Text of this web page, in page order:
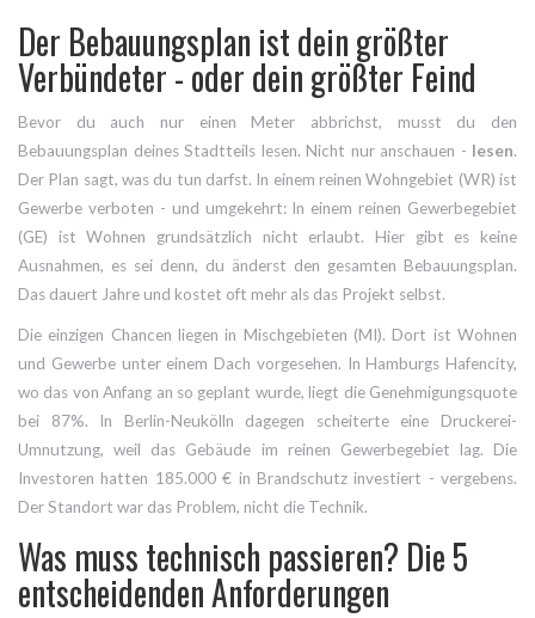
Der Bebauungsplan ist dein größter
Verbündeter - oder dein größter Feind
Bevor du auch nur einen Meter abbrichst, musst du den
Bebauungsplan deines Stadtteils lesen. Nicht nur anschauen - lesen.
Der Plan sagt, was du tun darfst. In einem reinen Wohngebiet (WR) ist
Gewerbe verboten - und umgekehrt: In einem reinen Gewerbegebiet
(GE) ist Wohnen grundsätzlich nicht erlaubt. Hier gibt es keine
Ausnahmen, es sei denn, du änderst den gesamten Bebauungsplan.
Das dauert Jahre und kostet oft mehr als das Projekt selbst.
Die einzigen Chancen liegen in Mischgebieten (MI). Dort ist Wohnen
und Gewerbe unter einem Dach vorgesehen. In Hamburgs Hafencity,
wo das von Anfang an so geplant wurde, liegt die Genehmigungsquote
bei 87%. In Berlin-Neukölln dagegen scheiterte eine Druckerei-
Umnutzung, weil das Gebäude im reinen Gewerbegebiet lag. Die
Investoren hatten 185.000 € in Brandschutz investiert - vergebens.
Der Standort war das Problem, nicht die Technik.
Was muss technisch passieren? Die 5
entscheidenden Anforderungen